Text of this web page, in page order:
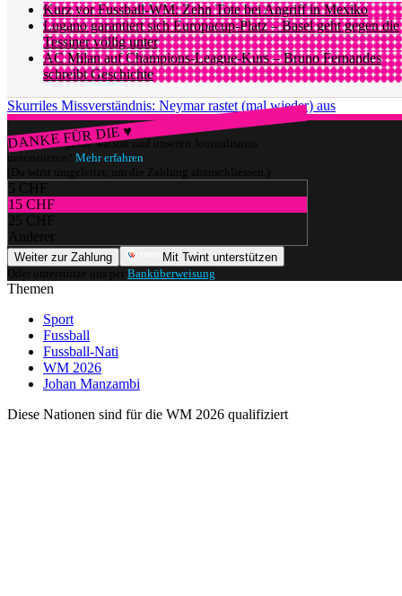
Kurz vor Fussball-WM: Zehn Tote bei Angriff in Mexiko
Lugano garantiert sich Europacup-Platz – Basel geht gegen die
Tessiner völlig unter
AC Milan auf Champions-League-Kurs – Bruno Fernandes
schreibt Geschichte
Skurriles Missverständnis: Neymar rastet (mal wieder) aus
DANKE FÜR DIE ♥
Würdest du gerne watson und unseren Journalismus
unterstützen? Mehr erfahren
(Du wirst umgeleitet, um die Zahlung abzuschliessen.)
5 CHF
15 CHF
25 CHF
Anderer
Weiter zur Zahlung
Mit Twint unterstützen
Oder unterstütze uns per Banküberweisung
Themen
Sport
Fussball
Fussball-Nati
WM 2026
Johan Manzambi
Diese Nationen sind für die WM 2026 qualifiziert